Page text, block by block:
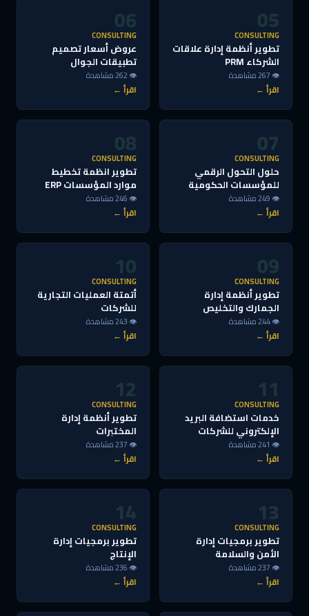
05
CONSULTING
تطوير أنظمة إدارة علاقات
الشركاء PRM
👁 267 مشاهدة
اقرأ ←
06
CONSULTING
عروض أسعار تصميم
تطبيقات الجوال
👁 262 مشاهدة
اقرأ ←
07
CONSULTING
حلول التحول الرقمي
للمؤسسات الحكومية
👁 249 مشاهدة
اقرأ ←
08
CONSULTING
تطوير انظمة تخطيط
موارد المؤسسات ERP
👁 246 مشاهدة
اقرأ ←
09
CONSULTING
تطوير أنظمة إدارة
الجمارك والتخليص
👁 244 مشاهدة
اقرأ ←
10
CONSULTING
أتمتة العمليات التجارية
للشركات
👁 243 مشاهدة
اقرأ ←
11
CONSULTING
خدمات استضافة البريد
الإلكتروني للشركات
👁 241 مشاهدة
اقرأ ←
12
CONSULTING
تطوير أنظمة إدارة
المختبرات
👁 237 مشاهدة
اقرأ ←
13
CONSULTING
تطوير برمجيات إدارة
الأمن والسلامة
👁 237 مشاهدة
اقرأ ←
14
CONSULTING
تطوير برمجيات إدارة
الإنتاج
👁 236 مشاهدة
اقرأ ←